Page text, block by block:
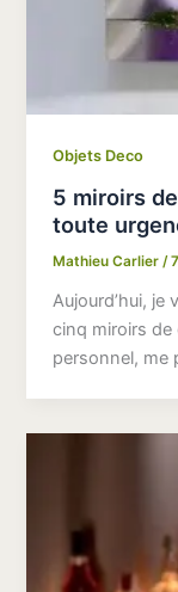
Objets Deco
5 miroirs
toute
Mathieu Carlier/
Aujourd’hui,
cinq miroirs de
personnel, me